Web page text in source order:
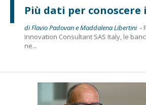
Più dati per
di Flavio Padovan e Maddalena Libertini -
Innovation Consultant SAS Italy, le
ne...